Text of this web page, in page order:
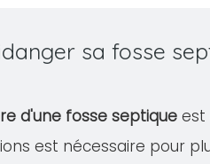
sa fosse
d'une fosse septique est
est nécessaire pour